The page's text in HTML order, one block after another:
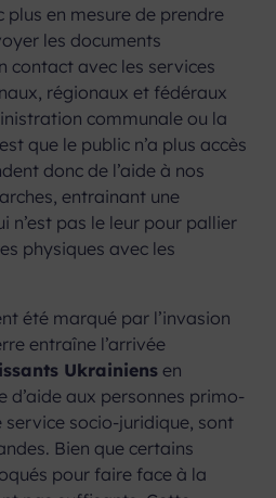
plus en mesure de prendre
les documents
contact avec les services
régionaux et fédéraux
communale ou la
que le public n’a plus accès
donc de l’aide à nos
entrainant une
n’est pas le leur pour pallier
physiques avec les
été marqué par l’invasion
entraîne l’arrivée
Ukrainiens en
d’aide aux personnes primo-
socio-juridique, sont
Bien que certains
pour faire face à la